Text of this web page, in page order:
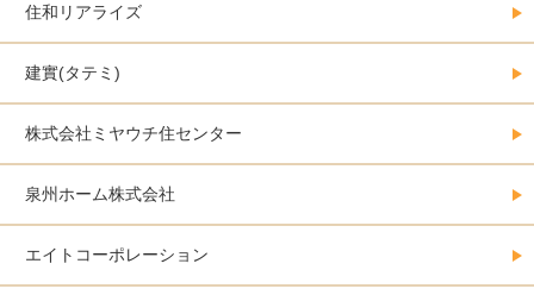
住和リアライズ
建實(タテミ)
株式会社ミヤウチ住センター
泉州ホーム株式会社
エイトコーポレーション